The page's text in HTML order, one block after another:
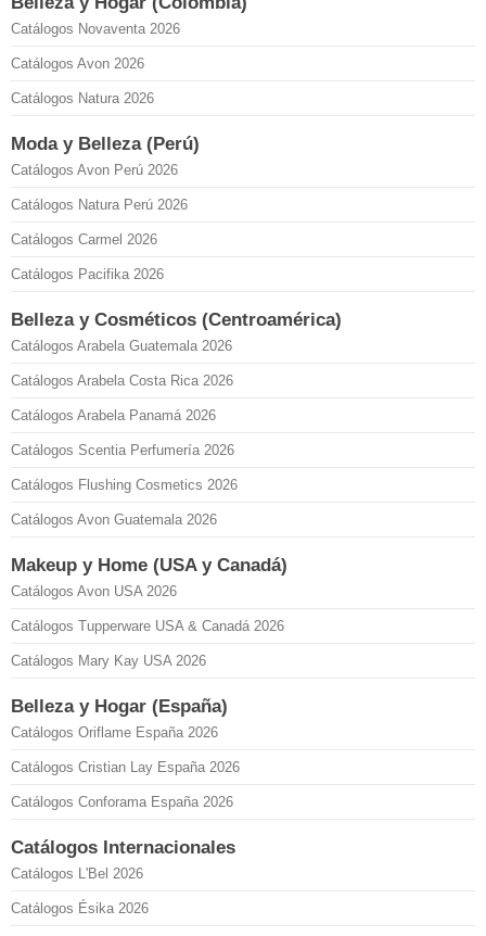
Catálogos Novaventa 2026
Catálogos Avon 2026
Catálogos Natura 2026
Moda y Belleza (Perú)
Catálogos Avon Perú 2026
Catálogos Natura Perú 2026
Catálogos Carmel 2026
Catálogos Pacifika 2026
Belleza y Cosméticos (Centroamérica)
Catálogos Arabela Guatemala 2026
Catálogos Arabela Costa Rica 2026
Catálogos Arabela Panamá 2026
Catálogos Scentia Perfumería 2026
Catálogos Flushing Cosmetics 2026
Catálogos Avon Guatemala 2026
Makeup y Home (USA y Canadá)
Catálogos Avon USA 2026
Catálogos Tupperware USA & Canadá 2026
Catálogos Mary Kay USA 2026
Belleza y Hogar (España)
Catálogos Oriflame España 2026
Catálogos Cristian Lay España 2026
Catálogos Conforama España 2026
Catálogos Internacionales
Catálogos L'Bel 2026
Catálogos Ésika 2026